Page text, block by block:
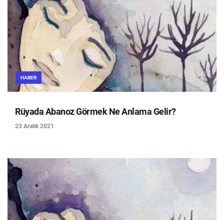
HABER
Rüyada Abanoz Görmek Ne Anlama Gelir?
23 Aralık 2021